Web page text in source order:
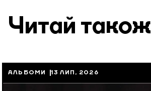
Читай також
АЛЬБОМИ 13 ЛИП, 2026